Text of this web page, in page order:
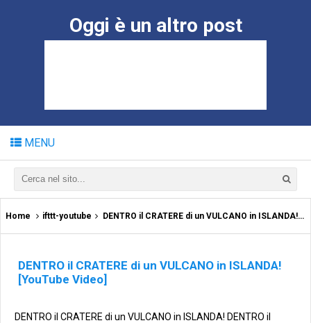
Oggi è un altro post
MENU
Home ifttt-youtube DENTRO il CRATERE di un VULCANO in ISLANDA! [YouTube Video]
DENTRO il CRATERE di un VULCANO in ISLANDA!
[YouTube Video]
DENTRO il CRATERE di un VULCANO in ISLANDA! DENTRO il